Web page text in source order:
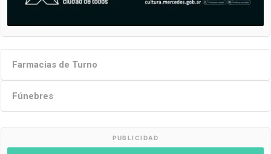
Farmacias de Turno
Fúnebres
PUBLICIDAD